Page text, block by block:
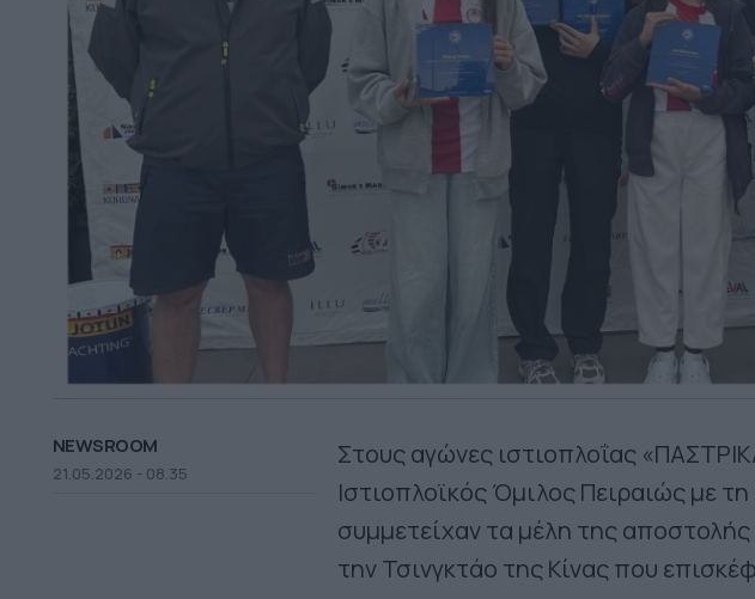
NEWSROOM
21.05.2026 - 08.35
Στους αγώνες ιστιοπλοΐας
Ιστιοπλοϊκός Όμιλος Πειραιώς με
συμμετείχαν τα μέλη της
την Τσινγκτάο της Κίνας που